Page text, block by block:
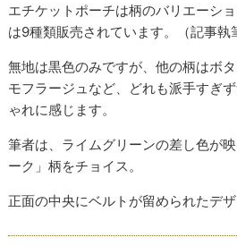
エチケットポーチは柄のバリエーシ
は9種類販売されています。（記事執
無地は黒色のみですが、他の柄はボ
モフラージュなど、どれも派手すぎ
ゃれに感じます。
筆者は、ライムグリーンの差し色が
ーク」柄をチョイス。
正面の中央にベルトが留められたデ